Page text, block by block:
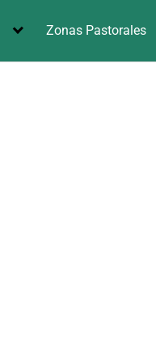
Zonas Pastorales